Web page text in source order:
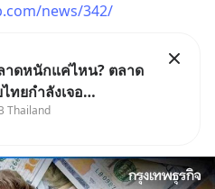
news/342/
ดหนักแค่ไหน? ตลาด
ทยกำลังเจอ
หนักกว่าที่คิด และ
าด #เศรษฐกิจไทย
Thailand